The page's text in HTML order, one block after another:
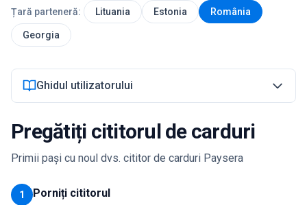
Începe acum
Țară parteneră: Lituania Estonia România
Georgia
Ghidul utilizatorului
Pregătiți cititorul de carduri
Primii pași cu noul dvs. cititor de carduri Paysera
1
Porniți cititorul